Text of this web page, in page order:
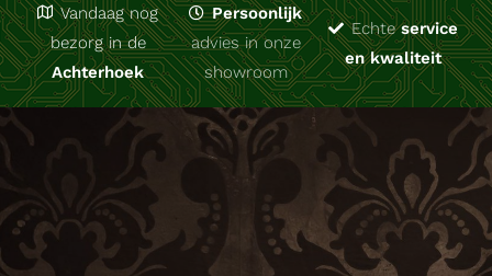
Welkom
Computerhulp
Helpdesk
Vandaag nog
bezorg in de
Achterhoek
Persoonlijk
advies in onze
showroom
Echteservice
en kwaliteit